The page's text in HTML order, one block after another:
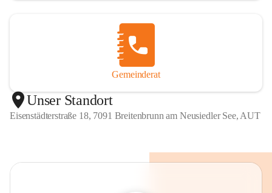
Gemeinderat
Unser Standort
Eisenstädterstraße 18, 7091 Breitenbrunn am Neusiedler See, AUT